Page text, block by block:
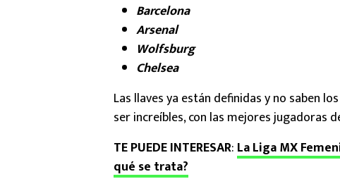
Barcelona
Arsenal
Wolfsburg
Chelsea
Las llaves ya están definidas y no saben
ser increíbles, con las mejores jugadoras
TE PUEDE INTERESAR: La Liga MX
qué se trata?